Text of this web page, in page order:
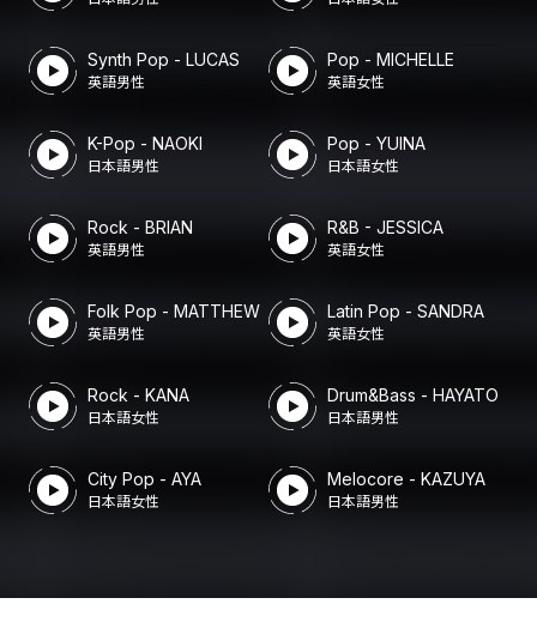
Synth Pop - LUCAS
英語男性
Pop - MICHELLE
英語女性
K-Pop - NAOKI
日本語男性
Pop - YUINA
日本語女性
Rock - BRIAN
英語男性
R&B - JESSICA
英語女性
Folk Pop - MATTHEW
英語男性
Latin Pop - SANDRA
英語女性
Rock - KANA
日本語女性
Drum&Bass - HAYATO
日本語男性
City Pop - AYA
日本語女性
Melocore - KAZUYA
日本語男性